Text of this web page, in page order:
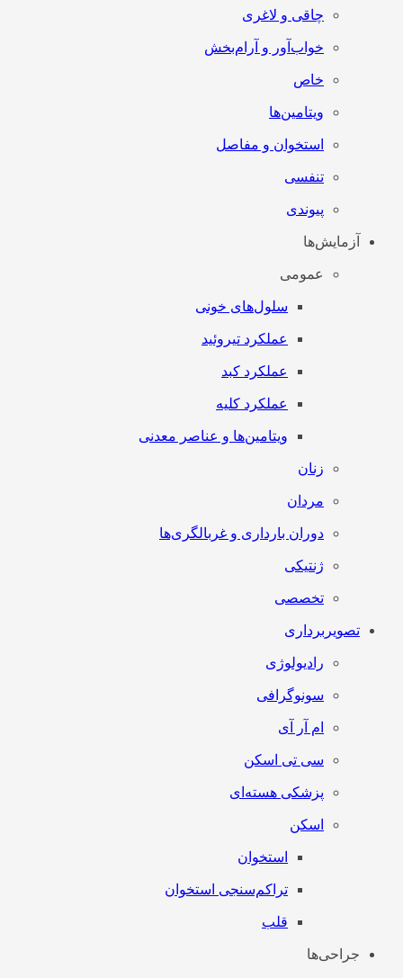
چاقی و لاغری
خواب‌آور و آرام‌بخش
خاص
ویتامین‌ها
استخوان و مفاصل
تنفسی
پیوندی
آزمایش‌ها
عمومی
سلول‌های خونی
عملکرد تیروئید
عملکرد کبد
عملکرد کلیه
ویتامین‌ها و عناصر معدنی
زنان
مردان
دوران بارداری و غربالگری‌ها
ژنتیکی
تخصصی
تصویربرداری
رادیولوژی
سونوگرافی
ام آر آی
سی تی اسکن
پزشکی هسته‌ای
اسکن
استخوان
تراکم‌سنجی استخوان
قلب
جراحی‌ها